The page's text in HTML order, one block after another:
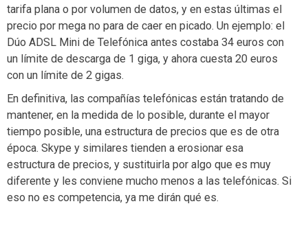
tarifa plana o por volumen de datos, y en estas últimas el
precio por mega no para de caer en picado. Un ejemplo: el
Dúo ADSL Mini de Telefónica antes costaba 34 euros con
un límite de descarga de 1 giga, y ahora cuesta 20 euros
con un límite de 2 gigas.
En definitiva, las compañías telefónicas están tratando de
mantener, en la medida de lo posible, durante el mayor
tiempo posible, una estructura de precios que es de otra
época. Skype y similares tienden a erosionar esa
estructura de precios, y sustituirla por algo que es muy
diferente y les conviene mucho menos a las telefónicas. Si
eso no es competencia, ya me dirán qué es.